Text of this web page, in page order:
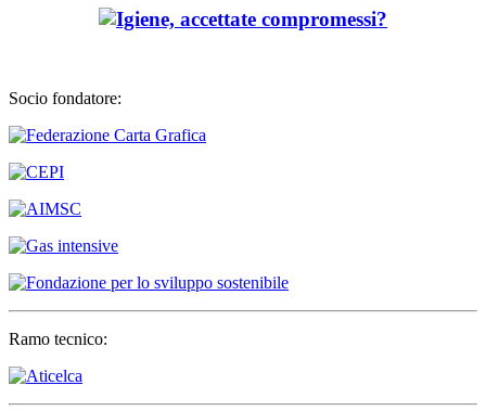
Socio fondatore:
Ramo tecnico: